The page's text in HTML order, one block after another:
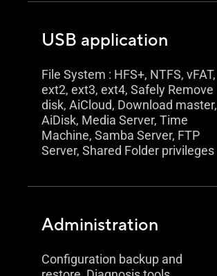
USB application
File System : HFS+, NTFS, vFAT,
ext2, ext3, ext4, Safely Remove
disk, AiCloud, Download master,
AiDisk, Media Server, Time
Machine, Samba Server, FTP
Server, Shared Folder privileges
Administration
Configuration backup and